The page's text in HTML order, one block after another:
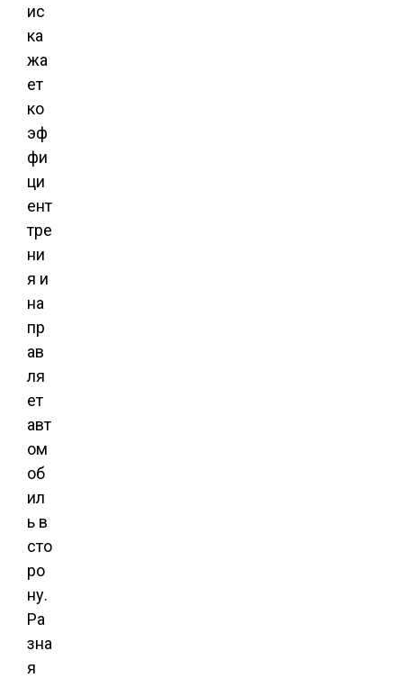
ис
ка
жа
ет
ко
эф
фи
ци
ент
тре
ни
я и
на
пр
ав
ля
ет
авт
ом
об
ил
ь в
сто
ро
ну.
Ра
зна
я